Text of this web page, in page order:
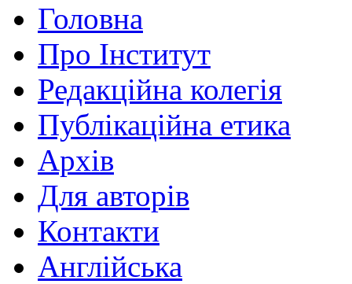
Головна
Про Інститут
Редакційна колегія
Публікаційна етика
Архів
Для авторів
Контакти
Англійська